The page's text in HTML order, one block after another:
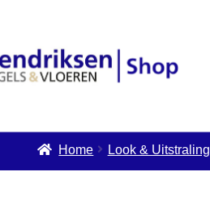
Home Look & Uitstraling